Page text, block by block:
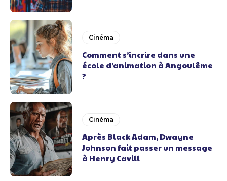
Cinéma
Comment s’incrire dans une
école d’animation à Angoulême
?
Cinéma
Après Black Adam, Dwayne
Johnson fait passer un message
à Henry Cavill